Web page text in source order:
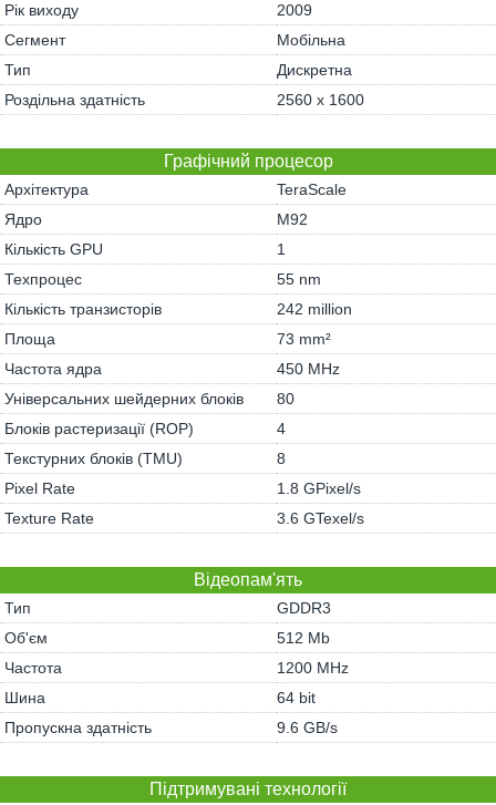
Рік виходу
2009
Сегмент
Мобільна
Тип
Дискретна
Роздільна здатність
2560 x 1600
Графічний процесор
Архітектура
TeraScale
Ядро
M92
Кількість GPU
1
Техпроцес
55 nm
Кількість транзисторів
242 million
Площа
73 mm²
Частота ядра
450 MHz
Універсальних шейдерних блоків
80
Блоків растеризації (ROP)
4
Текстурних блоків (TMU)
8
Pixel Rate
1.8 GPixel/s
Texture Rate
3.6 GTexel/s
Відеопам'ять
Тип
GDDR3
Об'єм
512 Mb
Частота
1200 MHz
Шина
64 bit
Пропускна здатність
9.6 GB/s
Підтримувані технології